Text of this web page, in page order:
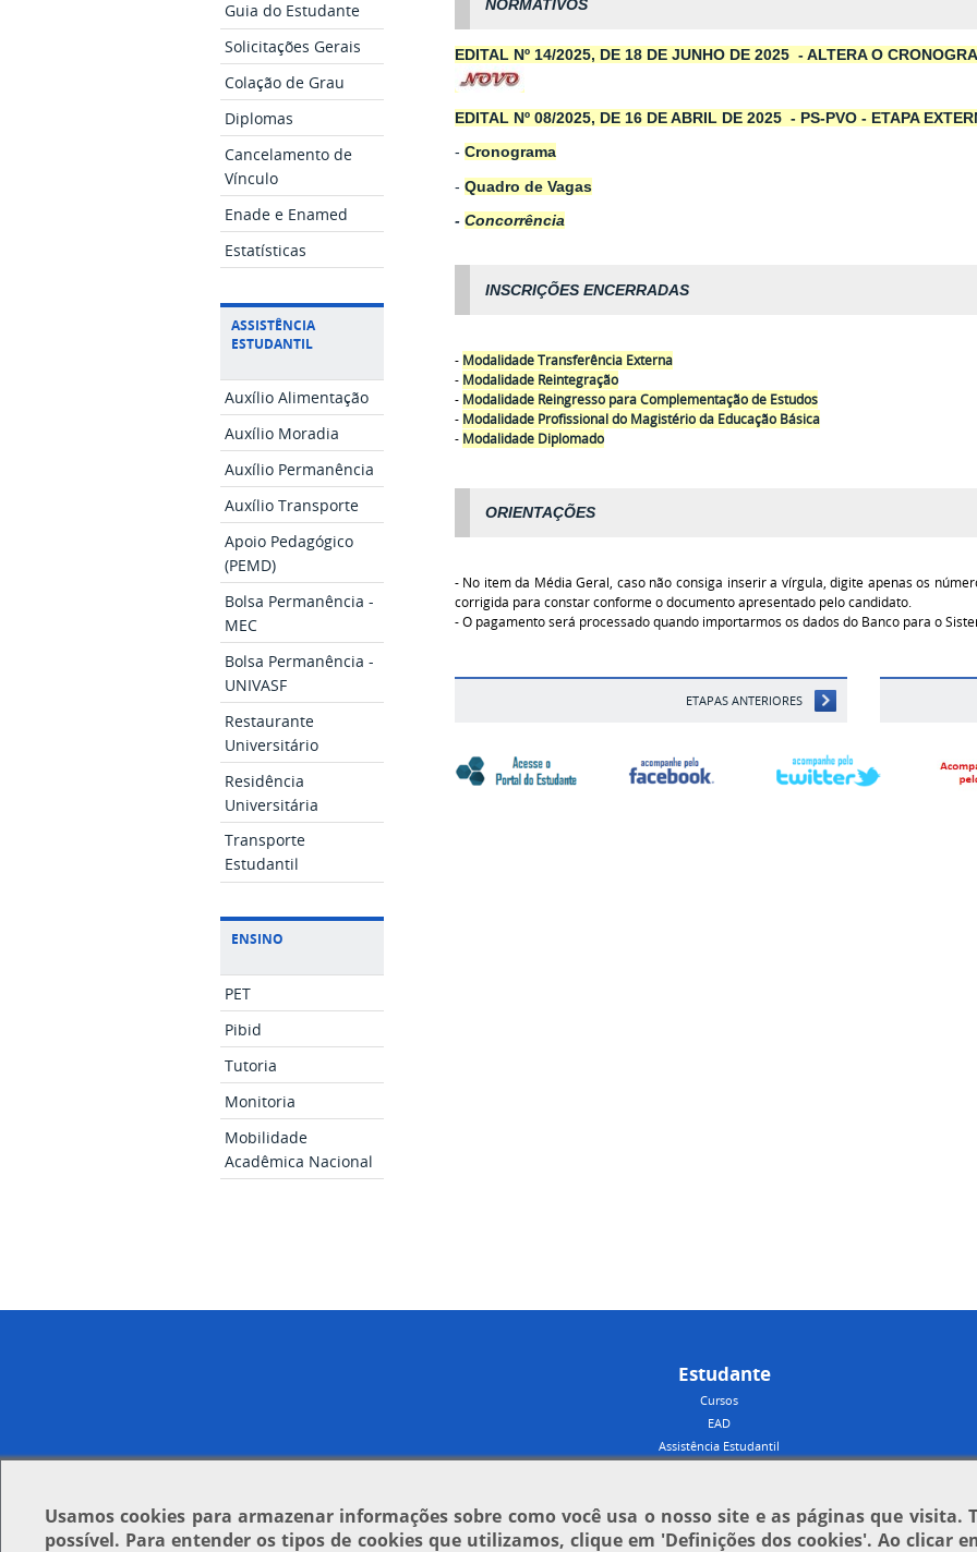
Guia do Estudante
Solicitações Gerais
Colação de Grau
Diplomas
Cancelamento de
Vínculo
Enade e Enamed
Estatísticas
ASSISTÊNCIA
ESTUDANTIL
Auxílio Alimentação
Auxílio Moradia
Auxílio Permanência
Auxílio Transporte
Apoio Pedagógico
(PEMD)
Bolsa Permanência -
MEC
Bolsa Permanência -
UNIVASF
Restaurante
Universitário
Residência
Universitária
Transporte
Estudantil
ENSINO
PET
Pibid
Tutoria
Monitoria
Mobilidade
Acadêmica Nacional
NORMATIVOS
EDITAL Nº 14/2025, DE 18 DE JUNHO DE 2025 - ALTERA O
EDITAL Nº 08/2025, DE 16 DE ABRIL DE 2025 - PS-PVO - ETAPA
- Cronograma
- Quadro de Vagas
- Concorrência
INSCRIÇÕES ENCERRADAS
- Modalidade Transferência Externa
- Modalidade Reintegração
- Modalidade Reingresso para Complementação de Estudos
- Modalidade Profissional do Magistério da Educação Básica
- Modalidade Diplomado
ORIENTAÇÕES
- No item da Média Geral, caso não consiga inserir a vírgula, digite apenas os
corrigida para constar conforme o documento apresentado pelo candidato.
- O pagamento será processado quando importarmos os dados do Banco para o
ETAPAS ANTERIORES
Estudante
Cursos
EAD
Assistência Estudantil
Usamoscookies para armazenar informações sobre como você usa o nosso site e as páginas que
possível. Para entender os tipos de cookies que utilizamos, clique em 'Definições dos cookies'. Ao clicar